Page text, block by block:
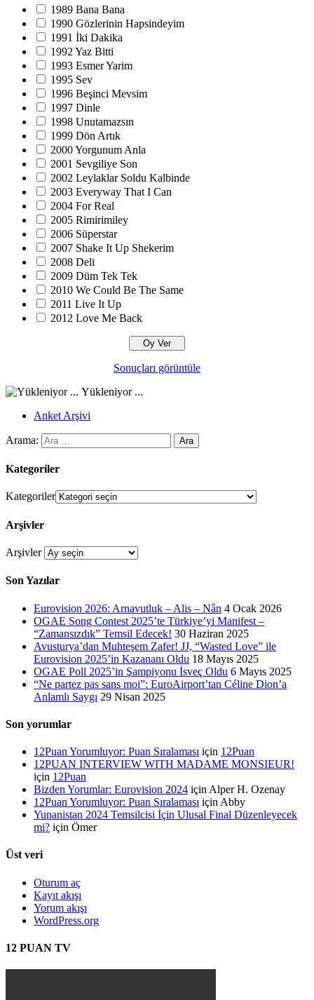
1989 Bana Bana
1990 Gözlerinin Hapsindeyim
1991 İki Dakika
1992 Yaz Bitti
1993 Esmer Yarim
1995 Sev
1996 Beşinci Mevsim
1997 Dinle
1998 Unutamazsın
1999 Dön Artık
2000 Yorgunum Anla
2001 Sevgiliye Son
2002 Leylaklar Soldu Kalbinde
2003 Everyway That I Can
2004 For Real
2005 Rimirimiley
2006 Süperstar
2007 Shake It Up Shekerim
2008 Deli
2009 Düm Tek Tek
2010 We Could Be The Same
2011 Live It Up
2012 Love Me Back
Sonuçları görüntüle
Yükleniyor ...
Anket Arşivi
Arama:
Kategoriler
Kategoriler
Arşivler
Arşivler
Son Yazılar
Eurovision 2026: Arnavutluk – Alis – Nân 4 Ocak 2026
OGAE Song Contest 2025’te Türkiye’yi Manifest –
“Zamansızdık” Temsil Edecek! 30 Haziran 2025
Avusturya’dan Muhteşem Zafer! JJ, “Wasted Love” ile
Eurovision 2025’in Kazananı Oldu 18 Mayıs 2025
OGAE Poll 2025’in Şampiyonu İsveç Oldu 6 Mayıs 2025
“Ne partez pas sans moi”: EuroAirport’tan Céline Dion’a
Anlamlı Saygı 29 Nisan 2025
Son yorumlar
12Puan Yorumluyor: Puan Sıralaması için 12Puan
12PUAN INTERVIEW WITH MADAME MONSIEUR!
için 12Puan
Bizden Yorumlar: Eurovision 2024 için Alper H. Ozenay
12Puan Yorumluyor: Puan Sıralaması için Abby
Yunanistan 2024 Temsilcisi İçin Ulusal Final Düzenleyecek
mi? için Ömer
Üst veri
Oturum aç
Kayıt akışı
Yorum akışı
WordPress.org
12 PUAN TV